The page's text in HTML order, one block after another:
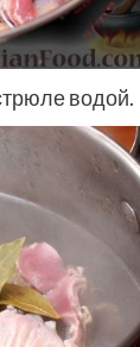
водой.